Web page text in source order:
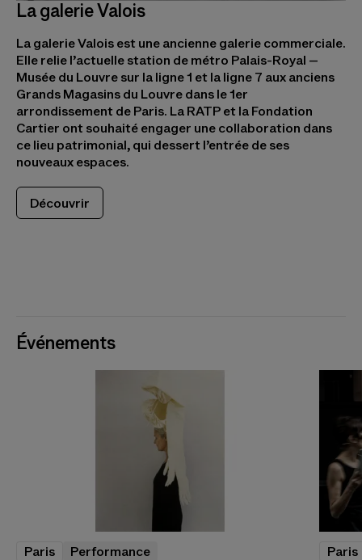
La galerie Valois
La galerie Valois est une ancienne galerie commerciale.
Elle relie l’actuelle station de métro Palais-Royal –
Musée du Louvre sur la ligne 1 et la ligne 7 aux anciens
Grands Magasins du Louvre dans le 1er
arrondissement de Paris. La RATP et la Fondation
Cartier ont souhaité engager une collaboration dans
ce lieu patrimonial, qui dessert l’entrée de ses
nouveaux espaces.
Découvrir
Événements
Paris Performance Paris